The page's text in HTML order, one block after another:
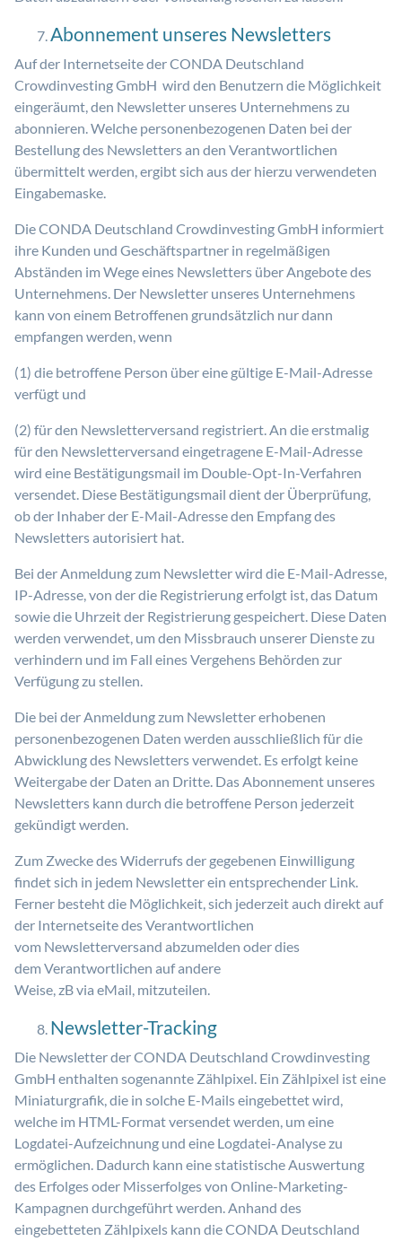
Abonnement unseres Newsletters
Auf der Internetseite der CONDA Deutschland
Crowdinvesting GmbH wird den Benutzern die Möglichkeit
eingeräumt, den Newsletter unseres Unternehmens zu
abonnieren. Welche personenbezogenen Daten bei der
Bestellung des Newsletters an den Verantwortlichen
übermittelt werden, ergibt sich aus der hierzu verwendeten
Eingabemaske.
Die CONDA Deutschland Crowdinvesting GmbH informiert
ihre Kunden und Geschäftspartner in regelmäßigen
Abständen im Wege eines Newsletters über Angebote des
Unternehmens. Der Newsletter unseres Unternehmens
kann von einem Betroffenen grundsätzlich nur dann
empfangen werden, wenn
(1) die betroffene Person über eine gültige E-Mail-Adresse
verfügt und
(2) für den Newsletterversand registriert. An die erstmalig
für den Newsletterversand eingetragene E-Mail-Adresse
wird eine Bestätigungsmail im Double-Opt-In-Verfahren
versendet. Diese Bestätigungsmail dient der Überprüfung,
ob der Inhaber der E-Mail-Adresse den Empfang des
Newsletters autorisiert hat.
Bei der Anmeldung zum Newsletter wird die E-Mail-Adresse,
IP-Adresse, von der die Registrierung erfolgt ist, das Datum
sowie die Uhrzeit der Registrierung gespeichert. Diese Daten
werden verwendet, um den Missbrauch unserer Dienste zu
verhindern und im Fall eines Vergehens Behörden zur
Verfügung zu stellen.
Die bei der Anmeldung zum Newsletter erhobenen
personenbezogenen Daten werden ausschließlich für die
Abwicklung des Newsletters verwendet. Es erfolgt keine
Weitergabe der Daten an Dritte. Das Abonnement unseres
Newsletters kann durch die betroffene Person jederzeit
gekündigt werden.
Zum Zwecke des Widerrufs der gegebenen Einwilligung
findet sich in jedem Newsletter ein entsprechender Link.
Ferner besteht die Möglichkeit, sich jederzeit auch direkt auf
der Internetseite des Verantwortlichen
vom Newsletterversand abzumelden oder dies
dem Verantwortlichen auf andere
Weise, zB via eMail, mitzuteilen.
Newsletter-Tracking
Die Newsletter der CONDA Deutschland Crowdinvesting
GmbH enthalten sogenannte Zählpixel. Ein Zählpixel ist eine
Miniaturgrafik, die in solche E-Mails eingebettet wird,
welche im HTML-Format versendet werden, um eine
Logdatei-Aufzeichnung und eine Logdatei-Analyse zu
ermöglichen. Dadurch kann eine statistische Auswertung
des Erfolges oder Misserfolges von Online-Marketing-
Kampagnen durchgeführt werden. Anhand des
eingebetteten Zählpixels kann die CONDA Deutschland